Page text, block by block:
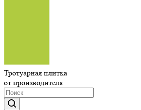
Тротуарная плитка
от производителя